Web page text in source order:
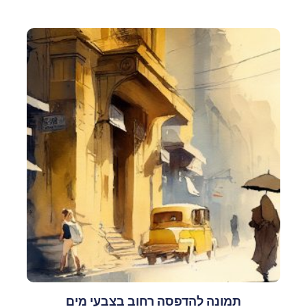
תמונה להדפסה רחוב בצבעי מים